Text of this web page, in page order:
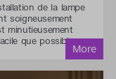
de la lampe
soigneusement
minutieusement
que possible.